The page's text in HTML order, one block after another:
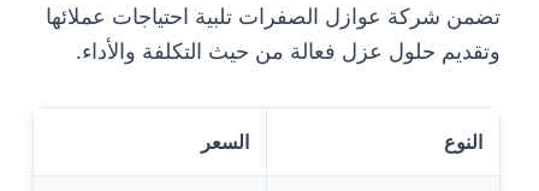
تضمن شركة عوازل الصفرات تلبية احتياجات عملائها
وتقديم حلول عزل فعالة من حيث التكلفة والأداء.
النوع السعر